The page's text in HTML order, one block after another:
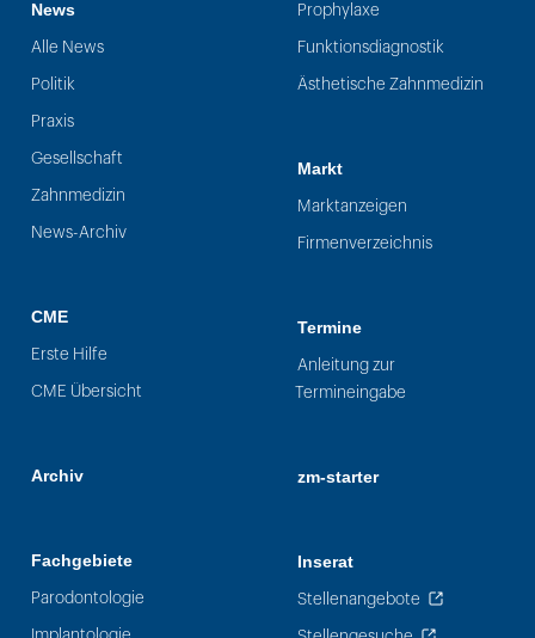
News
Alle News
Politik
Praxis
Gesellschaft
Zahnmedizin
News-Archiv
CME
Erste Hilfe
CME Übersicht
Archiv
Fachgebiete
Parodontologie
Prophylaxe
Funktionsdiagnostik
Ästhetische Zahnmedizin
Markt
Marktanzeigen
Firmenverzeichnis
Termine
Anleitung zur
Termineingabe
zm-starter
Inserat
Stellenangebote